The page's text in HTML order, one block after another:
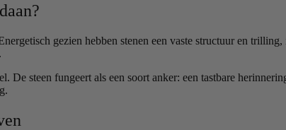
gezien hebben stenen een vaste structuur en
De steen fungeert als een soort anker: een tastbare